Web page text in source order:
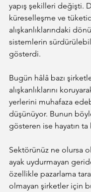
yapış şekilleri değişti.
küreselleşme ve
alışkanlıklarındaki
sistemlerin
gösterdi.
Bugün hâlâ bazı
alışkanlıklarını
yerlerini muhafaza
düşünüyor. Bunun
gösteren ise hayatın
Sektörünüz ne olursa
ayak uydurmayan
özellikle pazarlama
olmayan şirketler için